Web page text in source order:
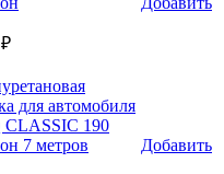
для автомобиля
190
7 метров
Добавить